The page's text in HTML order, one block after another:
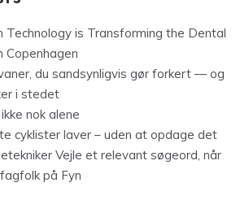
Technology is Transforming the Dental
Copenhagen
du sandsynligvis gør forkert — og
i stedet
nok alene
cyklister laver – uden at opdage det
Vejle et relevant søgeord, når
på Fyn